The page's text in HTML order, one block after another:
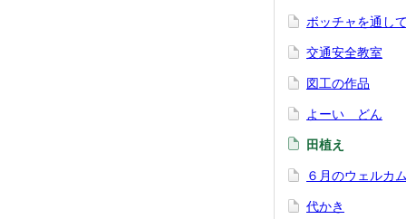
ボッチャを通して
交通安全教室
図工の作品
よーい どん
田植え
６月のウェルカ
代かき